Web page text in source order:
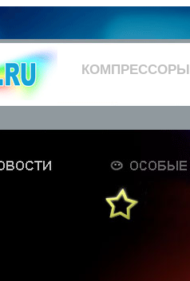
КОМПРЕССОРЫ